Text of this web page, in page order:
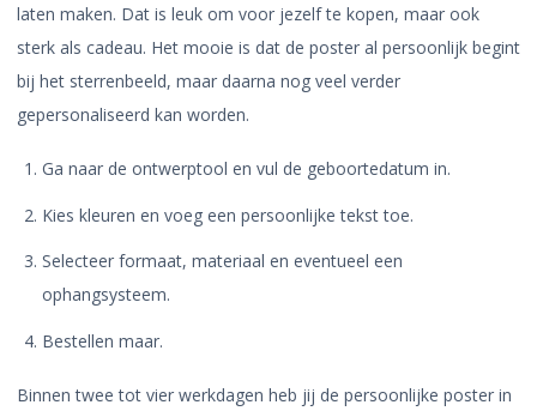
laten maken. Dat is leuk om voor jezelf te kopen, maar ook
sterk als cadeau. Het mooie is dat de poster al persoonlijk begint
bij het sterrenbeeld, maar daarna nog veel verder
gepersonaliseerd kan worden.
Ga naar de ontwerptool en vul de geboortedatum in.
Kies kleuren en voeg een persoonlijke tekst toe.
Selecteer formaat, materiaal en eventueel een
ophangsysteem.
Bestellen maar.
Binnen twee tot vier werkdagen heb jij de persoonlijke poster in